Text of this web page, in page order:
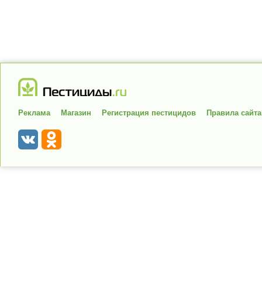
Реклама Магазин Регистрация пестицидов Правила сайта